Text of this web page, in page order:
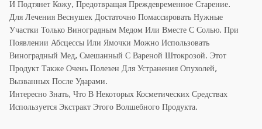
И Подтянет Кожу, Предотвращая Преждевременное Старение.
Для Лечения Веснушек Достаточно Помассировать Нужные
Участки Только Виноградным Медом Или Вместе С Солью. При
Появлении Абсцессы Или Ямочки Можно Использовать
Виноградный Мед, Смешанный С Вареной Штокрозой. Этот
Продукт Также Очень Полезен Для Устранения Опухолей,
Вызванных После Ударами.
Интересно Знать, Что В Некоторых Косметических Средствах
Используется Экстракт Этого Волшебного Продукта.